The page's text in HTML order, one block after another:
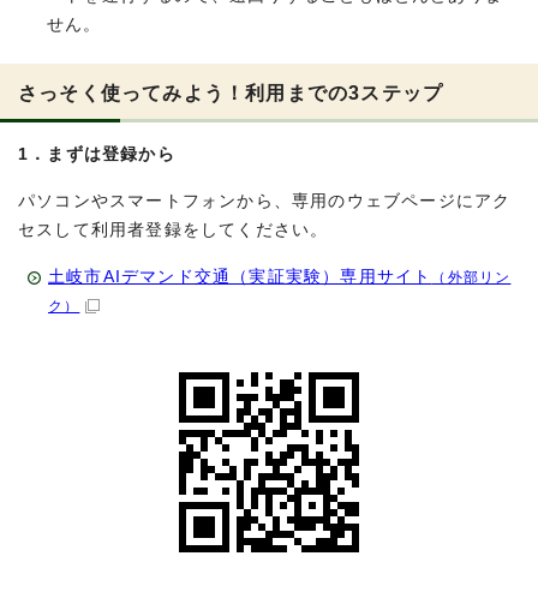
せん。
さっそく使ってみよう！利用までの3ステップ
1．まずは登録から
パソコンやスマートフォンから、専用のウェブページにアク
セスして利用者登録をしてください。
土岐市AIデマンド交通（実証実験）専用サイト
（外部リン
ク）